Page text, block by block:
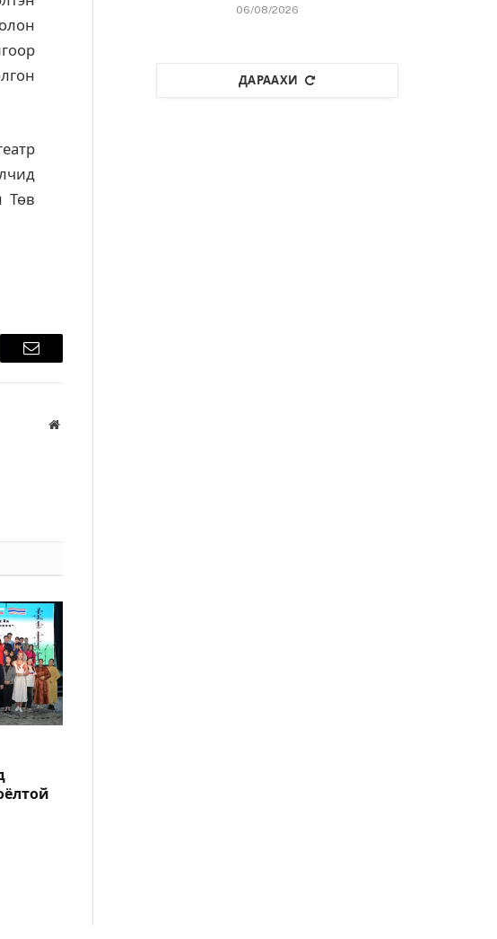
Төв
Имэйл
Вэбсайт
06/08/2026
ДАРААХИ